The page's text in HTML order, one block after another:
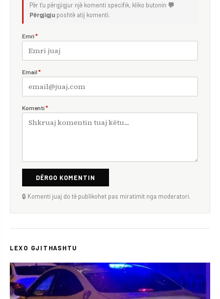
Për t'u përgjigjur një komenti specifik, kliko butonin 💬
Përgjigju poshtë atij komenti.
Emri *
Email *
Komenti *
DËRGO KOMENTIN
🔒 Komenti juaj do të publikohet pas miratimit nga moderatori.
LEXO GJITHASHTU